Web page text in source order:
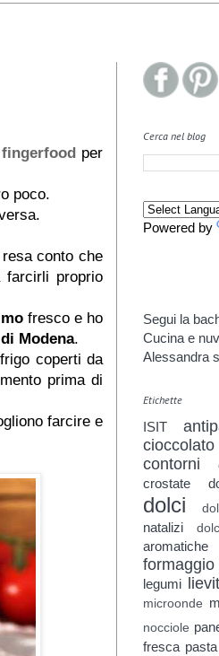
fingerfoodper
poco.
conto che
proprio
fresco e ho
Modena.
coperti da
prima di
farcire e
Cerca nel blog
Powered by
Segui la
Cucina e
Alessandra
Etichette
ISIT
cioccolato
contorni
crostate
dolci
natalizi
aromatiche
formaggio
legumi
microonde
nocciole
fresca